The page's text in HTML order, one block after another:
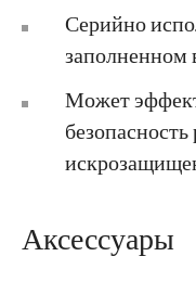
Серийно
заполненном
Может
Аксессуары